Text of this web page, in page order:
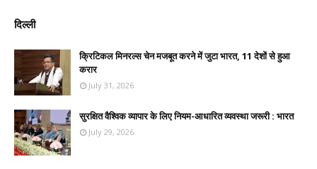
दिल्ली
क्रिटिकल मिनरल्स चेन मजबूत करने में जुटा भारत, 11 देशों से हुआ
करार
July 31, 2026
सुरक्षित वैश्विक व्यापार के लिए नियम-आधारित व्यवस्था जरूरी : भारत
July 29, 2026